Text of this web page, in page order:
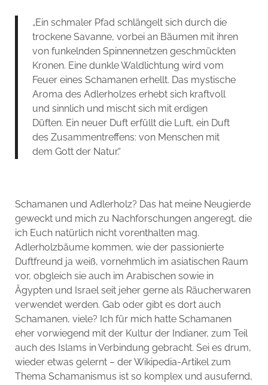
„Ein schmaler Pfad schlängelt sich durch die
trockene Savanne, vorbei an Bäumen mit ihren
von funkelnden Spinnennetzen geschmückten
Kronen. Eine dunkle Waldlichtung wird vom
Feuer eines Schamanen erhellt. Das mystische
Aroma des Adlerholzes erhebt sich kraftvoll
und sinnlich und mischt sich mit erdigen
Düften. Ein neuer Duft erfüllt die Luft, ein Duft
des Zusammentreffens: von Menschen mit
dem Gott der Natur.“
Schamanen und Adlerholz? Das hat meine Neugierde
geweckt und mich zu Nachforschungen angeregt, die
ich Euch natürlich nicht vorenthalten mag.
Adlerholzbäume kommen, wie der passionierte
Duftfreund ja weiß, vornehmlich im asiatischen Raum
vor, obgleich sie auch im Arabischen sowie in
Ägypten und Israel seit jeher gerne als Räucherwaren
verwendet werden. Gab oder gibt es dort auch
Schamanen, viele? Ich für mich hatte Schamanen
eher vorwiegend mit der Kultur der Indianer, zum Teil
auch des Islams in Verbindung gebracht. Sei es drum,
wieder etwas gelernt – der Wikipedia-Artikel zum
Thema Schamanismus ist so komplex und ausufernd,